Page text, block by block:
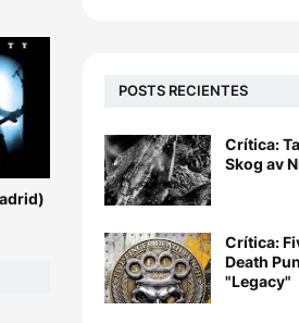
POSTS RECIENTES
Crítica:
Skog av
Crítica:
Death
"Legacy"